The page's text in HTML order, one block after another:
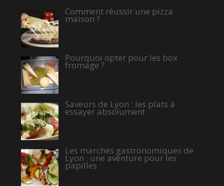
Comment réussir une pizza
maison ?
Pourquoi opter pour les box
fromage ?
Saveurs de Lyon : les plats à
essayer absolument
Les marchés gastronomiques de
Lyon : une aventure pour les
papilles